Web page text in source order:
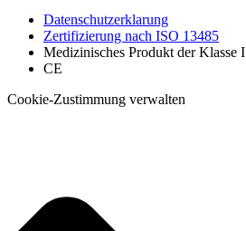
Datenschutzerklarung
Zertifizierung nach ISO 13485
Medizinisches Produkt der Klasse I
CE
Cookie-Zustimmung verwalten